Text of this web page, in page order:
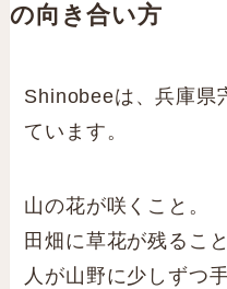
の向き合い方
Shinobeeは、兵庫県
ています。
山の花が咲くこと。
田畑に草花が残ること
人が山野に少しずつ